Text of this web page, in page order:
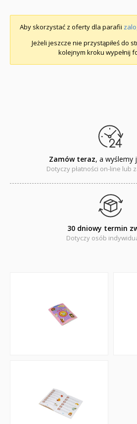
Aby skorzystać z oferty dla parafii
Jeżeli jeszcze nie przystąpiłeś do
kolejnym kroku wypełnij
Zamów teraz, a wyślemy
Dotyczy płatności on-line lub
30 dniowy termin
Dotyczy osób